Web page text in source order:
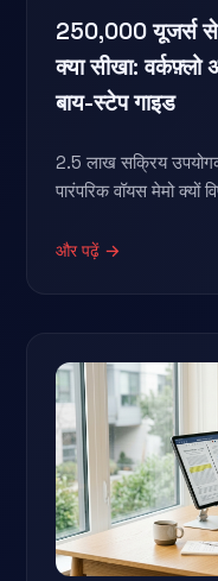
250,000 यूजर्स से
क्या सीखा:
बाय-स्टेप गाइड
2.5 लाख सक्रिय
पारंपरिक वॉयस मेमो
और पढ़ें →